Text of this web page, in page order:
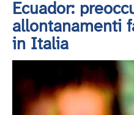
Ecuador:
allontanamenti
in Italia